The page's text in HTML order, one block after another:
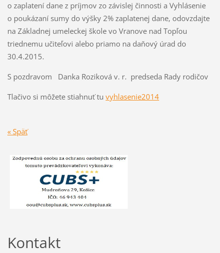
o zaplatení dane z príjmov zo závislej činnosti a Vyhlásenie
o poukázaní sumy do výšky 2% zaplatenej dane, odovzdajte
na Základnej umeleckej škole vo Vranove nad Topľou
triednemu učiteľovi alebo priamo na daňový úrad do
30.4.2015.
S pozdravom Danka Roziková v. r. predseda Rady rodičov
Tlačivo si môžete stiahnuť tu vyhlasenie2014
« Späť
Kontakt